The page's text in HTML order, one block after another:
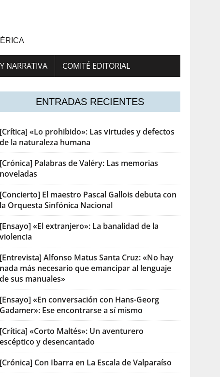
NARRATIVA COMITÉ EDITORIAL
ENTRADAS RECIENTES
[Crítica] «Lo prohibido»: Las virtudes y defectos
de la naturaleza humana
[Crónica] Palabras de Valéry: Las memorias
noveladas
[Concierto] El maestro Pascal Gallois debuta con
la Orquesta Sinfónica Nacional
[Ensayo] «El extranjero»: La banalidad de la
violencia
[Entrevista] Alfonso Matus Santa Cruz: «No hay
nada más necesario que emancipar al lenguaje
de sus manuales»
[Ensayo] «En conversación con Hans-Georg
Gadamer»: Ese encontrarse a sí mismo
[Crítica] «Corto Maltés»: Un aventurero
escéptico y desencantado
[Crónica] Con Ibarra en La Escala de Valparaíso